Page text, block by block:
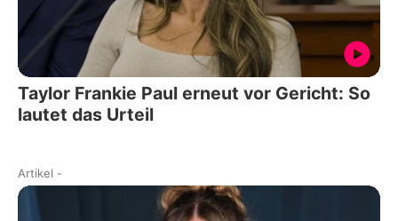
Taylor Frankie Paul erneut vor Gericht: So
lautet das Urteil
Artikel -